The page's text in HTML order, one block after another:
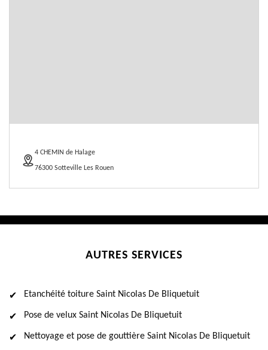
4 CHEMIN de Halage
76300 Sotteville Les Rouen
AUTRES SERVICES
Etanchéité toiture Saint Nicolas De Bliquetuit
Pose de velux Saint Nicolas De Bliquetuit
Nettoyage et pose de gouttière Saint Nicolas De Bliquetuit